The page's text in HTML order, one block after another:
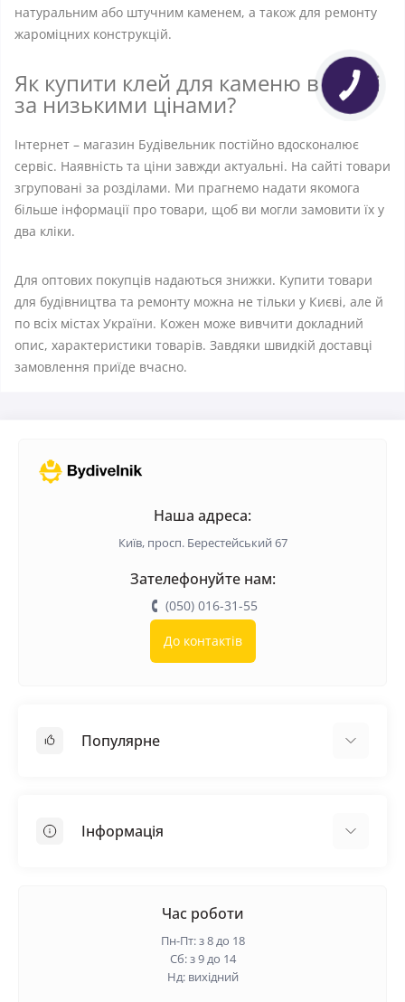
натуральним або штучним каменем, а також для ремонту
жароміцних конструкцій.
Як купити клей для каменю в Києві
за низькими цінами?
Інтернет – магазин Будівельник постійно вдосконалює
сервіс. Наявність та ціни завжди актуальні. На сайті товари
згруповані за розділами. Ми прагнемо надати якомога
більше інформації про товари, щоб ви могли замовити їх у
два кліки.
Для оптових покупців надаються знижки. Купити товари
для будівництва та ремонту можна не тільки у Києві, але й
по всіх містах України. Кожен може вивчити докладний
опис, характеристики товарів. Завдяки швидкій доставці
замовлення приїде вчасно.
Наша адреса:
Київ, просп. Берестейський 67
Зателефонуйте нам:
(050) 016-31-55
До контактів
Популярне
Самовирівнююча суміш
Інформація
Гарантія та повернення
Час роботи
Пн-Пт: з 8 до 18
Сб: з 9 до 14
Нд: вихідний